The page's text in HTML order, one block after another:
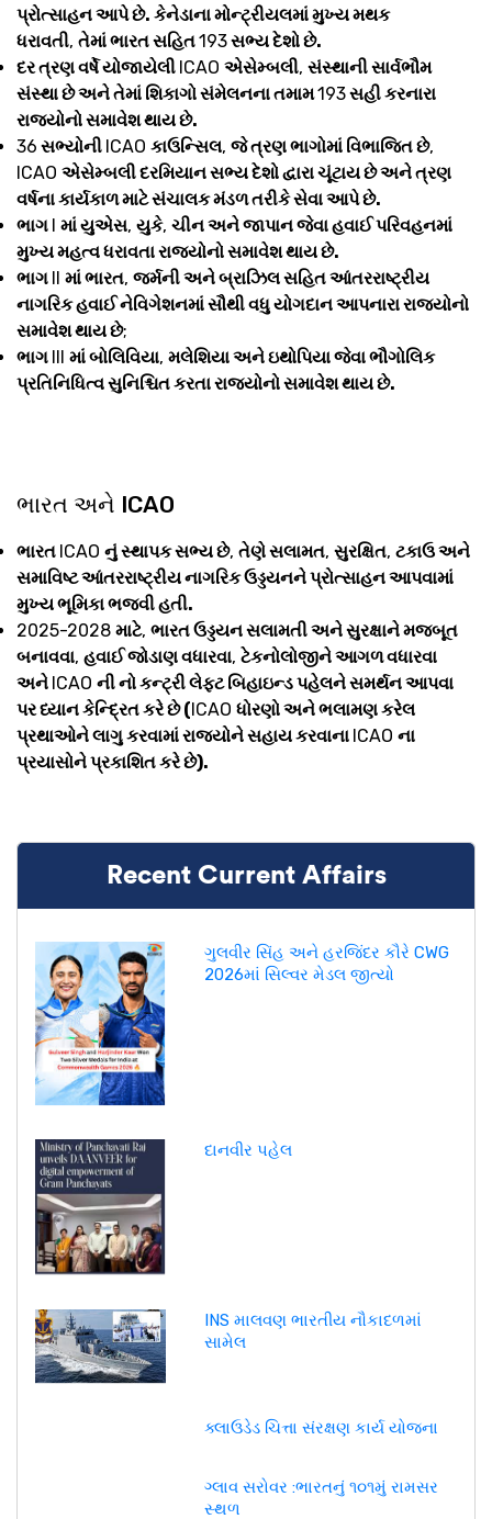
પ્રોત્સાહન આપે છે. કેનેડાના મોન્ટ્રીયલમાં મુખ્ય મથક
ધરાવતી, તેમાં ભારત સહિત193સભ્ય દેશો છે.
દર ત્રણ વર્ષે યોજાયેલી ICAO એસેમ્બલી, સંસ્થાની સાર્વભૌમ
સંસ્થા છે અને તેમાં શિકાગો સંમેલનના તમામ193સહી કરનારા
રાજ્યોનો સમાવેશ થાય છે.
36 સભ્યોની ICAO કાઉન્સિલ, જે ત્રણ ભાગોમાં વિભાજિત છે,
ICAO એસેમ્બલી દરમિયાન સભ્ય દેશો દ્વારા ચૂંટાય છે અને ત્રણ
વર્ષના કાર્યકાળ માટે સંચાલક મંડળ તરીકે સેવા આપે છે.
ભાગ I માં યુએસ, યુકે, ચીન અને જાપાન જેવા હવાઈ પરિવહનમાં
મુખ્ય મહત્વ ધરાવતા રાજ્યોનો સમાવેશ થાય છે.
ભાગ II માં ભારત, જર્મની અને બ્રાઝિલ સહિત આંતરરાષ્ટ્રીય
નાગરિક હવાઈ નેવિગેશનમાં સૌથી વધુ યોગદાન આપનારા રાજ્યોનો
સમાવેશ થાય છે;
ભાગ III માં બોલિવિયા, મલેશિયા અને ઇથોપિયા જેવા ભૌગોલિક
પ્રતિનિધિત્વ સુનિશ્ચિત કરતા રાજ્યોનો સમાવેશ થાય છે.
ભારત અને ICAO
ભારત ICAO નું સ્થાપક સભ્ય છે, તેણે સલામત, સુરક્ષિત, ટકાઉ અને
સમાવિષ્ટ આંતરરાષ્ટ્રીય નાગરિક ઉડ્ડયનને પ્રોત્સાહન આપવામાં
મુખ્ય ભૂમિકા ભજવી હતી.
2025-2028 માટે, ભારત ઉડ્ડયન સલામતી અને સુરક્ષાને મજબૂત
બનાવવા, હવાઈ જોડાણ વધારવા, ટેકનોલોજીને આગળ વધારવા
અને ICAO ની નો કન્ટ્રી લેફ્ટ બિહાઇન્ડ પહેલને સમર્થન આપવા
પર ધ્યાન કેન્દ્રિત કરે છે (ICAO ધોરણો અને ભલામણ કરેલ
પ્રથાઓને લાગુ કરવામાં રાજ્યોને સહાય કરવાના ICAO ના
પ્રયાસોને પ્રકાશિત કરે છે).
Recent Current Affairs
ગુલવીર સિંહ અને હરજિંદર કૌરે CWG
2026માં સિલ્વર મેડલ જીત્યો
દાનવીર પહેલ
INS માલવણ ભારતીય નૌકાદળમાં
સામેલ
ક્લાઉડેડ ચિત્તા સંરક્ષણ કાર્ય યોજના
ગ્લાવ સરોવર :ભારતનું ૧૦૧મું રામસર
સ્થળ